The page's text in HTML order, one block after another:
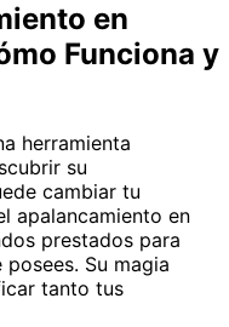
en
Funciona y
herramienta
su
cambiar tu
apalancamiento en
prestados para
Su magia
tanto tus